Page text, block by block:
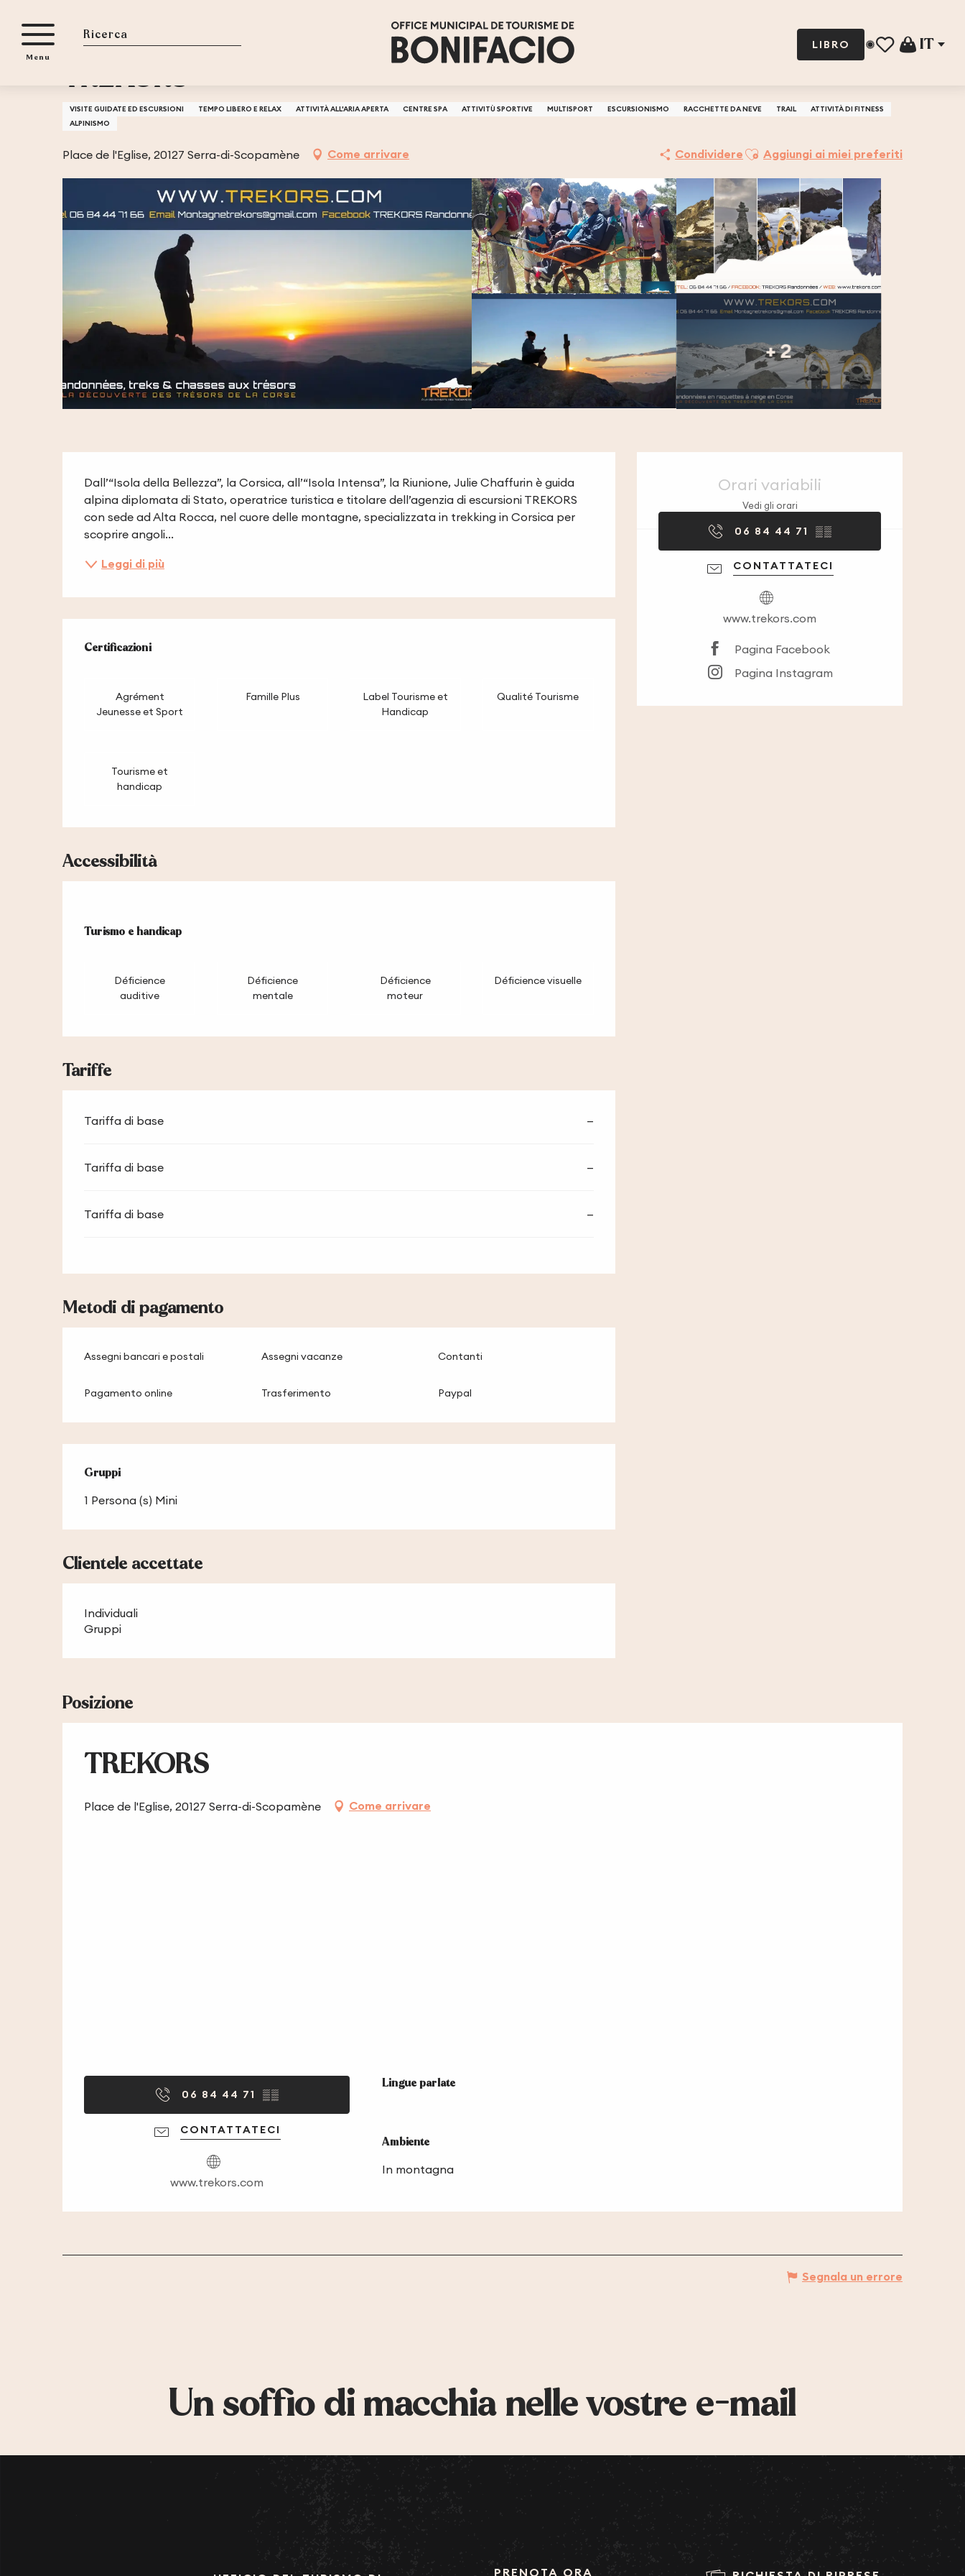
contenu
principal
LIBRO
Ricerca IT
Menu
TREKORS
VISITE GUIDATE ED ESCURSIONI TEMPO LIBERO E RELAX ATTIVITÀ ALL'ARIA APERTA CENTRE SPA ATTIVITÙ SPORTIVE MULTISPORT ESCURSIONISMO RACCHETTE DA NEVE TRAIL
ATTIVITÀ DI FITNESS
ALPINISMO
Place de l'Eglise, 20127 Serra-di-Scopamène Come arrivare Condividere Ajouter aux favoris
Aggiungi ai miei preferiti
+ 2
Orari e contatti
Orari variabili
Vedi gli orari
06 84 44 71 ▒▒
CONTATTATECI
www.trekors.com
Pagina Facebook
Pagina Instagram
Descrizione
Dall’“Isola della Bellezza”, la Corsica, all’“Isola Intensa”, la Riunione, Julie Chaffurin è guida
alpina diplomata di Stato, operatrice turistica e titolare dell’agenzia di escursioni TREKORS
con sede ad Alta Rocca, nel cuore delle montagne, specializzata in trekking in Corsica per
scoprire angoli...
Leggi di più
Offerte di prestazioni
Certificazioni
Certificazioni
Agrément
Jeunesse et Sport
Famille Plus
Label Tourisme et
Handicap
Qualité Tourisme
Tourisme et
handicap
Accessibilità
Turismo e handicap
Turismo e handicap
Déficience
auditive
Déficience
mentale
Déficience
moteur
Déficience visuelle
Tariffe
Tariffa di base —
Tariffa di base —
Tariffa di base —
Metodi di pagamento
Assegni bancari e postali Assegni vacanze Contanti
Pagamento online Trasferimento Paypal
Gruppi
Gruppi
1 Persona (s) Mini
Clientele accettate
Individuali
Gruppi
Posizione
TREKORS
Place de l'Eglise, 20127 Serra-di-Scopamène Come arrivare
06 84 44 71 ▒▒
CONTATTATECI
www.trekors.com
Lingue parlate
Lingue parlate
Ambiente
Ambiente
In montagna
Segnala un errore
Un soffio di macchia nelle vostre e-mail
PRENOTA ORA